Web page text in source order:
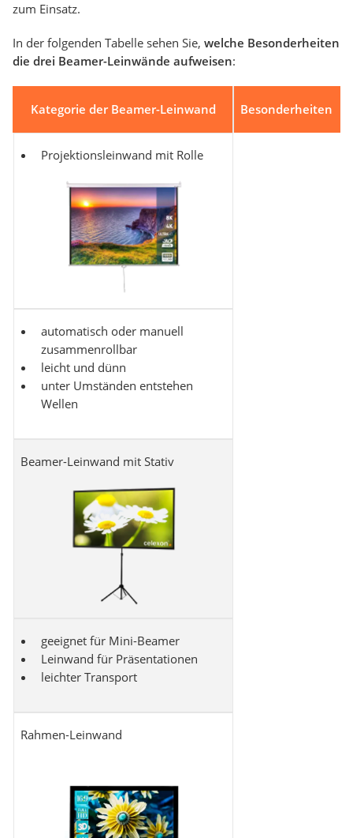
zum Einsatz.
In der folgenden Tabelle sehen Sie, welche Besonderheiten
die drei Beamer-Leinwände aufweisen:
Kategorie der Beamer-Leinwand Besonderheiten
Projektionsleinwand mit Rolle
automatisch oder manuell
zusammenrollbar
leicht und dünn
unter Umständen entstehen
Wellen
Beamer-Leinwand mit Stativ
geeignet für Mini-Beamer
Leinwand für Präsentationen
leichter Transport
Rahmen-Leinwand